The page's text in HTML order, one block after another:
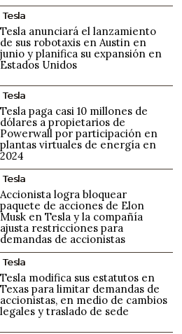
Tesla
Tesla anunciará el lanzamiento
de sus robotaxis en Austin en
junio y planifica su expansión en
Estados Unidos
Tesla
Tesla paga casi 10 millones de
dólares a propietarios de
Powerwall por participación en
plantas virtuales de energía en
2024
Tesla
Accionista logra bloquear
paquete de acciones de Elon
Musk en Tesla y la compañía
ajusta restricciones para
demandas de accionistas
Tesla
Tesla modifica sus estatutos en
Texas para limitar demandas de
accionistas, en medio de cambios
legales y traslado de sede